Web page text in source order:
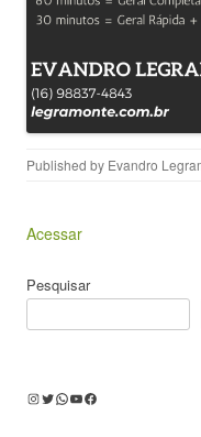
Published by Evandro
Acessar
Pesquisar
Instagram
Twitter
WhatsApp
Youtube
Facebook